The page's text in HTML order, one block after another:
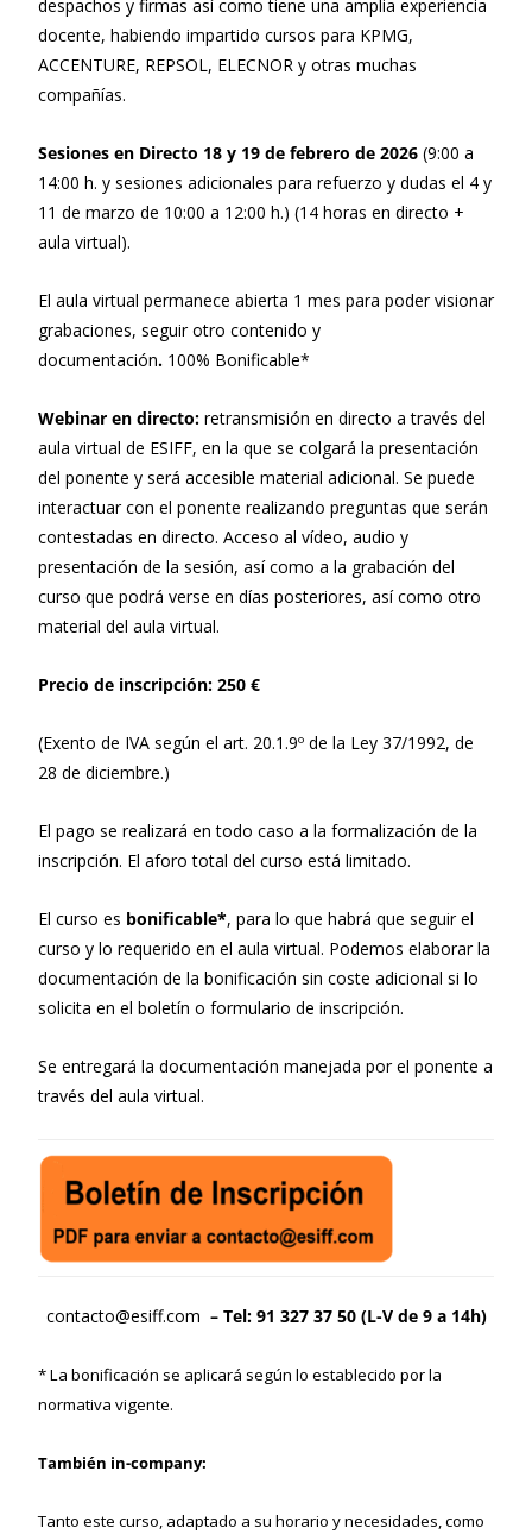
despachos y firmas así como tiene una amplia experiencia
docente, habiendo impartido cursos para KPMG,
ACCENTURE, REPSOL, ELECNOR y otras muchas
compañías.
Sesiones en Directo 18 y 19 de febrero de 2026 (9:00 a
14:00 h. y sesiones adicionales para refuerzo y dudas el 4 y
11 de marzo de 10:00 a 12:00 h.) (14 horas en directo +
aula virtual).
El aula virtual permanece abierta 1 mes para poder visionar
grabaciones, seguir otro contenido y
documentación. 100% Bonificable*
Webinar en directo: retransmisión en directo a través del
aula virtual de ESIFF, en la que se colgará la presentación
del ponente y será accesible material adicional. Se puede
interactuar con el ponente realizando preguntas que serán
contestadas en directo. Acceso al vídeo, audio y
presentación de la sesión, así como a la grabación del
curso que podrá verse en días posteriores, así como otro
material del aula virtual.
Precio de inscripción: 250 €
(Exento de IVA según el art. 20.1.9º de la Ley 37/1992, de
28 de diciembre.)
El pago se realizará en todo caso a la formalización de la
inscripción. El aforo total del curso está limitado.
El curso es bonificable*, para lo que habrá que seguir el
curso y lo requerido en el aula virtual. Podemos elaborar la
documentación de la bonificación sin coste adicional si lo
solicita en el boletín o formulario de inscripción.
Se entregará la documentación manejada por el ponente a
través del aula virtual.
contacto@esiff.com – Tel: 91 327 37 50 (L-V de 9 a 14h)
* La bonificación se aplicará según lo establecido por la
normativa vigente.
También in-company:
Tanto este curso, adaptado a su horario y necesidades, como